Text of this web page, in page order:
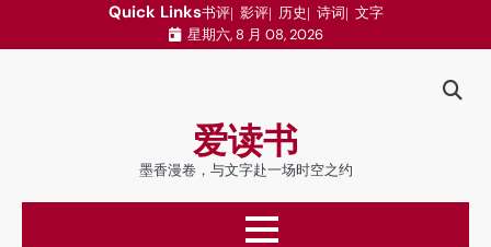
Quick Links书评 影评 历史 诗词 文字
星期六, 8 月 08, 2026
爱读书
墨香漫卷，与文字赴一场时空之约